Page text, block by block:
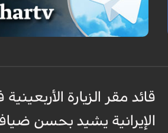
قائد مقر الزيارة
الإيرانية يشيد بحسن